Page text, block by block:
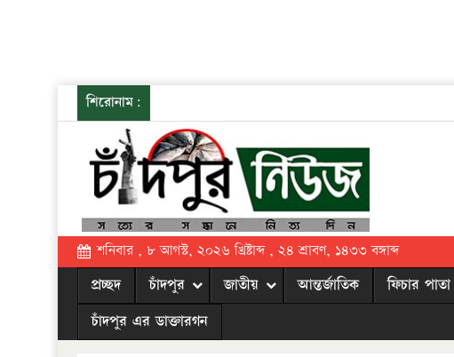
শিরোনাম:
শনিবার , ৮ আগস্ট, ২০২৬ খ্রিষ্টাব্দ , ২৪ শ্রাবণ, ১৪৩৩ বঙ্গাব্দ
প্রচ্ছদ চাঁদপুর জাতীয় আন্তর্জাতিক ফিচার পাতা
চাঁদপুর এর ডাক্তারগন